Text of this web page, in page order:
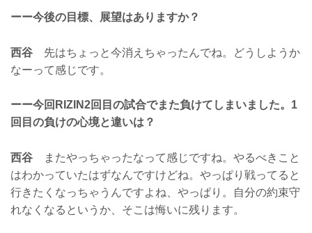
ーー今後の目標、展望はありますか？
西谷 先はちょっと今消えちゃったんでね。どうしようか
なーって感じです。
ーー今回RIZIN2回目の試合でまた負けてしまいました。1
回目の負けの心境と違いは？
西谷 またやっちゃったなって感じですね。やるべきこと
はわかっていたはずなんですけどね。やっぱり戦ってると
行きたくなっちゃうんですよね、やっぱり。自分の約束守
れなくなるというか、そこは悔いに残ります。